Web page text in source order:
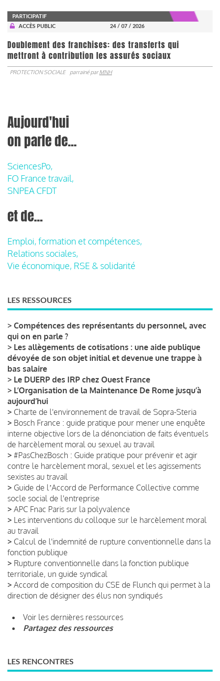
PARTICIPATIF
ACCÈS PUBLIC
24 / 07 / 2026
Doublement des franchises: des transferts qui
mettront à contribution les assurés sociaux
PROTECTION SOCIALE parrainé parMNH
Aujourd'hui
on parle de...
SciencesPo,
FO France travail,
SNPEA CFDT
et de...
Emploi, formation et compétences,
Relations sociales,
Vie économique, RSE & solidarité
LES RESSOURCES
> Compétences des représentants du personnel, avec
qui on en parle ?
> Les allègements de cotisations : une aide publique
dévoyée de son objet initial et devenue une trappe à
bas salaire
> Le DUERP des IRP chez Ouest France
> L’Organisation de la Maintenance De Rome jusqu’à
aujourd’hui
> Charte de l'environnement de travail de Sopra-Steria
> Bosch France : guide pratique pour mener une enquête
interne objective lors de la dénonciation de faits éventuels
de harcèlement moral ou sexuel au travail
> #PasChezBosch : Guide pratique pour prévenir et agir
contre le harcèlement moral, sexuel et les agissements
sexistes au travail
> Guide de lʼAccord de Performance Collective comme
socle social de l'entreprise
> APC Fnac Paris sur la polyvalence
> Les interventions du colloque sur le harcèlement moral
au travail
> Calcul de l'indemnité de rupture conventionnelle dans la
fonction publique
> Rupture conventionnelle dans la fonction publique
territoriale, un guide syndical
> Accord de composition du CSE de Flunch qui permet à la
direction de désigner des élus non syndiqués
Voir les dernières ressources
Partagez des ressources
LES RENCONTRES